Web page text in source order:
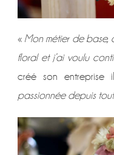
« Mon métier de base,
floral et j’ai voulu
créé son
passionnée depuis